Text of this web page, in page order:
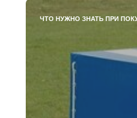
ЧТО НУЖНО ЗНАТЬ ПРИ